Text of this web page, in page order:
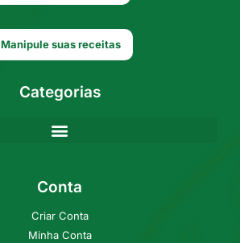
Manipule suas receitas
Categorias
Conta
Criar Conta
Minha Conta